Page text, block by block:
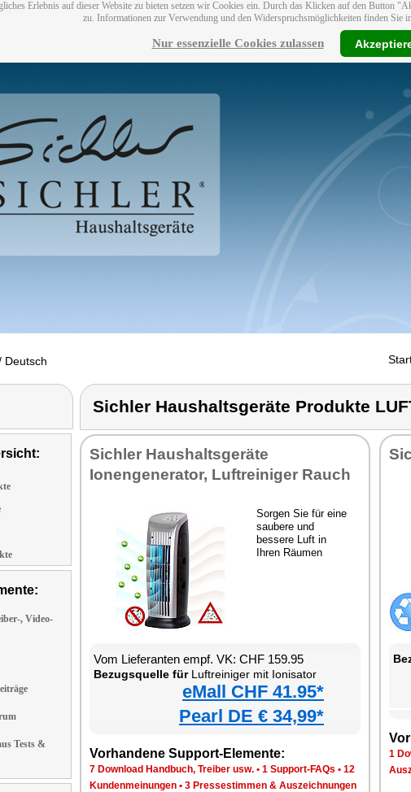
Erlebnis auf dieser Website zu bieten setzen wir Cookies ein. Durch das Klicken auf den Button
zu. Informationen zur Verwendung und den Widerspruchsmöglichkeiten finden Sie
Nur essenzielle Cookies zulassen
Deutsch
, Video-
Tests &
Sichler Haushaltsgeräte Produkte
Sichler Haushaltsgeräte
Ionengenerator, Luftreiniger Rauch
Sorgen Sie für eine
saubere und
bessere Luft in
Ihren Räumen
Vom Lieferanten empf. VK: CHF 159.95
Bezugsquelle fürLuftreiniger mit Ionisator
eMall CHF 41.95*
Pearl DE € 34,99*
Vorhandene Support-Elemente:
7 Download Handbuch, Treiber usw. • 1 Support-FAQs • 12
Kundenmeinungen • 3 Pressestimmen & Auszeichnungen
1